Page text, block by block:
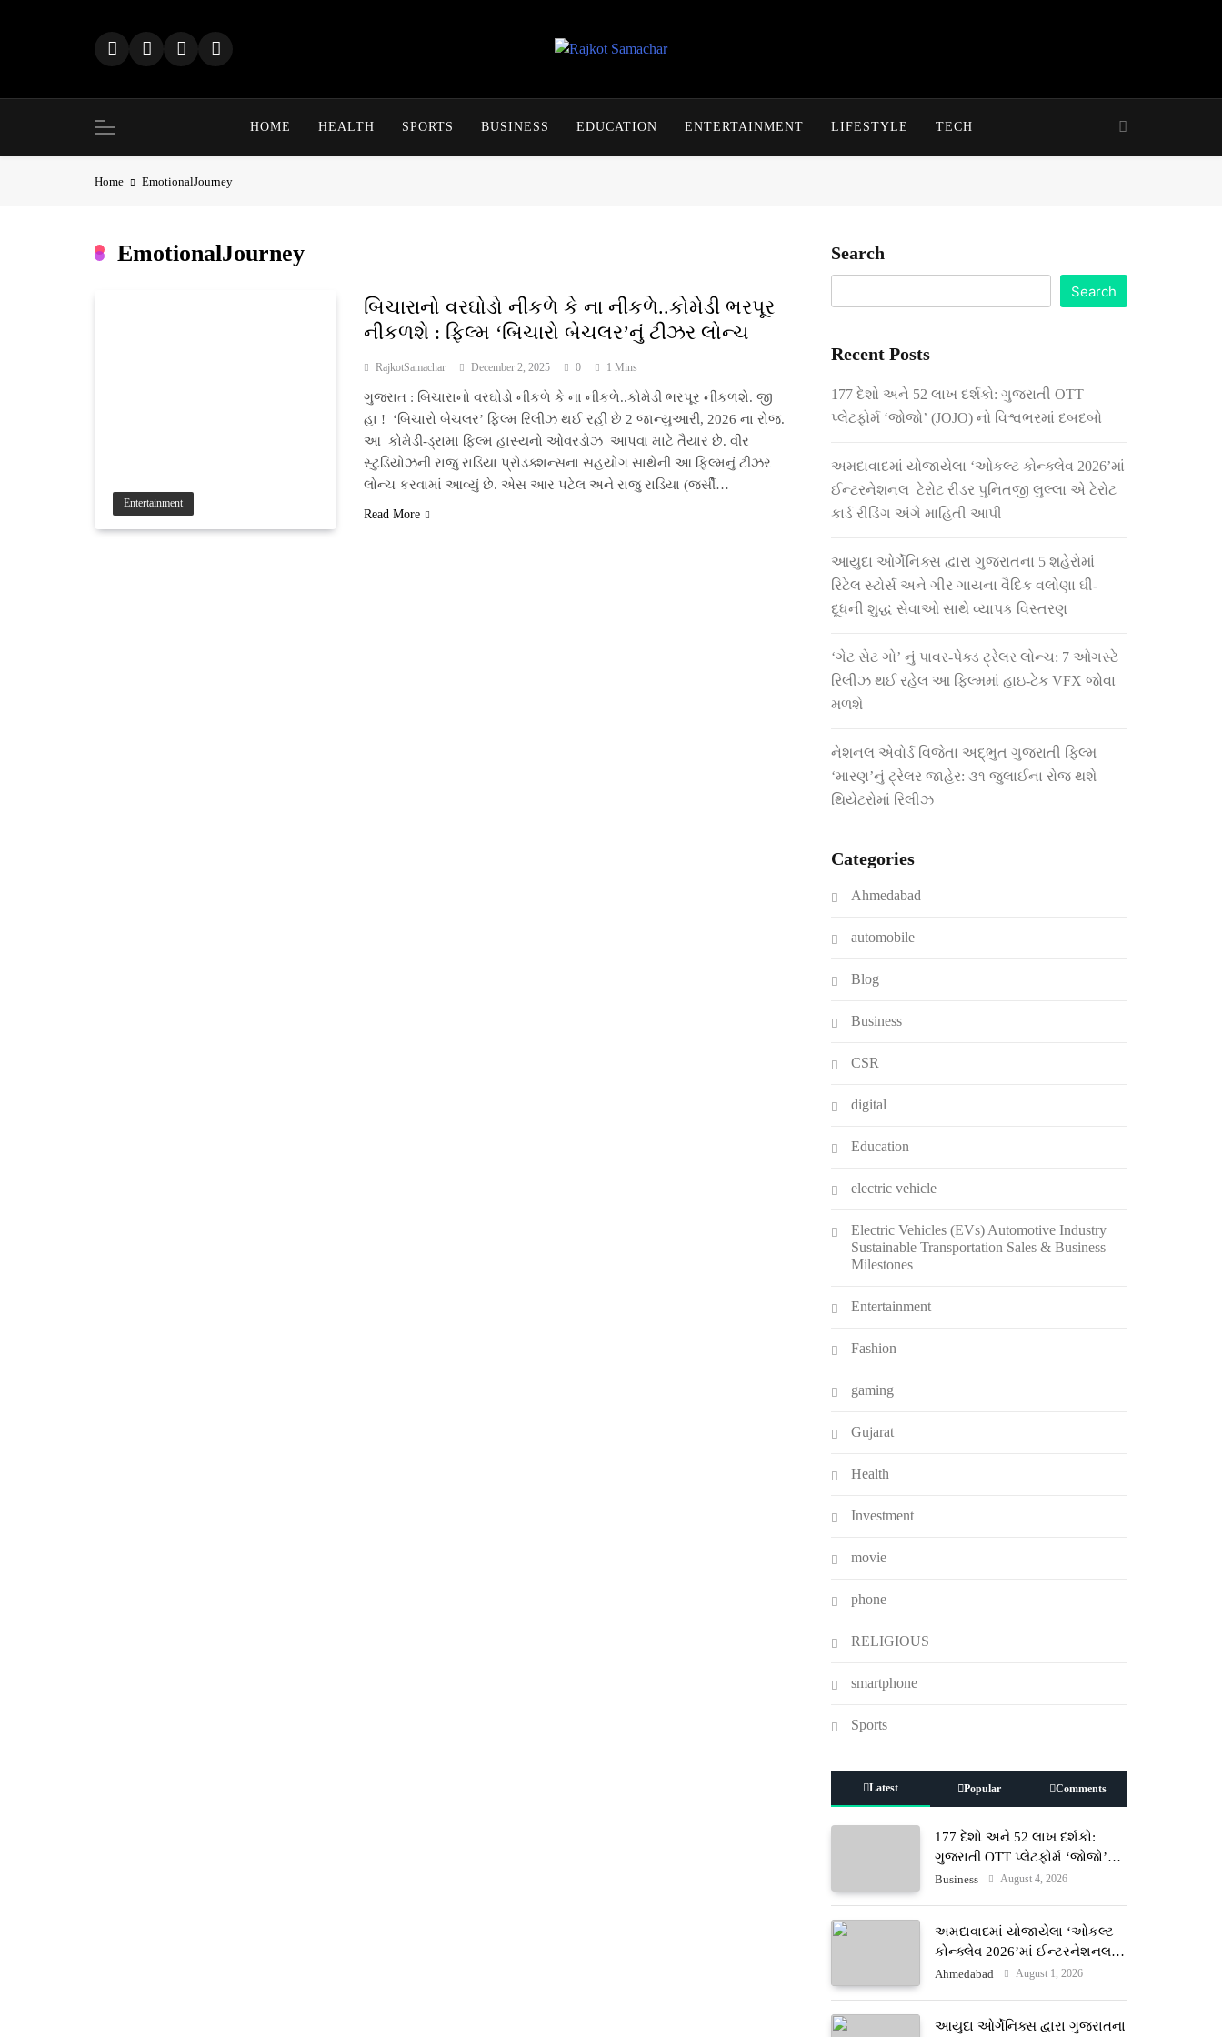
HOME HEALTH SPORTS BUSINESS EDUCATION ENTERTAINMENT LIFESTYLE TECH
Home EmotionalJourney
EmotionalJourney
Entertainment
બિચારાનો વરઘોડો નીકળે કે ના નીકળે..કોમેડી ભરપૂર
નીકળશે : ફિલ્મ ‘બિચારો બેચલર’નું ટીઝર લોન્ચ
RajkotSamachar December 2, 2025 0 1 Mins
ગુજરાત : બિચારાનો વરઘોડો નીકળે કે ના નીકળે..કોમેડી ભરપૂર નીકળશે. જી
હા ! ‘બિચારો બેચલર’ ફિલ્મ રિલીઝ થઈ રહી છે 2 જાન્યુઆરી, 2026 ના રોજ.
આ કોમેડી-ડ્રામા ફિલ્મ હાસ્યનો ઓવરડોઝ આપવા માટે તૈયાર છે. વીર
સ્ટુડિયોઝની રાજુ રાડિયા પ્રોડક્શન્સના સહયોગ સાથેની આ ફિલ્મનું ટીઝર
લોન્ચ કરવામાં આવ્યું છે. એસ આર પટેલ અને રાજુ રાડિયા (જર્સી…
Read More
Search
Search
Recent Posts
177 દેશો અને 52 લાખ દર્શકો: ગુજરાતી OTT
પ્લેટફોર્મ ‘જોજો’ (JOJO) નો વિશ્વભરમાં દબદબો
અમદાવાદમાં યોજાયેલા ‘ઓકલ્ટ કોન્ક્લેવ 2026’માં
ઈન્ટરનેશનલ ટેરોટ રીડર પુનિતજી લુલ્લા એ ટેરોટ
કાર્ડ રીડિંગ અંગે માહિતી આપી
આયુદા ઓર્ગેનિક્સ દ્વારા ગુજરાતના 5 શહેરોમાં
રિટેલ સ્ટોર્સ અને ગીર ગાયના વૈદિક વલોણા ઘી-
દૂધની શુદ્ધ સેવાઓ સાથે વ્યાપક વિસ્તરણ
‘ગેટ સેટ ગો’ નું પાવર-પેક્ડ ટ્રેલર લોન્ચ: 7 ઓગસ્ટે
રિલીઝ થઈ રહેલ આ ફિલ્મમાં હાઇ-ટેક VFX જોવા
મળશે
નેશનલ એવોર્ડ વિજેતા અદ્ભુત ગુજરાતી ફિલ્મ
‘મારણ’નું ટ્રેલર જાહેર: ૩૧ જુલાઈના રોજ થશે
થિયેટરોમાં રિલીઝ
Categories
Ahmedabad
automobile
Blog
Business
CSR
digital
Education
electric vehicle
Electric Vehicles (EVs) Automotive Industry
Sustainable Transportation Sales & Business
Milestones
Entertainment
Fashion
gaming
Gujarat
Health
Investment
movie
phone
RELIGIOUS
smartphone
Sports
Latest Popular Comments
177 દેશો અને 52 લાખ દર્શકો:
ગુજરાતી OTT પ્લેટફોર્મ ‘જોજો’
(JOJO) નો વિશ્વભરમાં દબદબો
Business August 4, 2026
અમદાવાદમાં યોજાયેલા ‘ઓકલ્ટ
કોન્ક્લેવ 2026’માં ઈન્ટરનેશનલ
ટેરોટ રીડર પુનિતજી લુલ્લા એ ટેરોટ
Ahmedabad August 1, 2026
આયુદા ઓર્ગેનિક્સ દ્વારા ગુજરાતના